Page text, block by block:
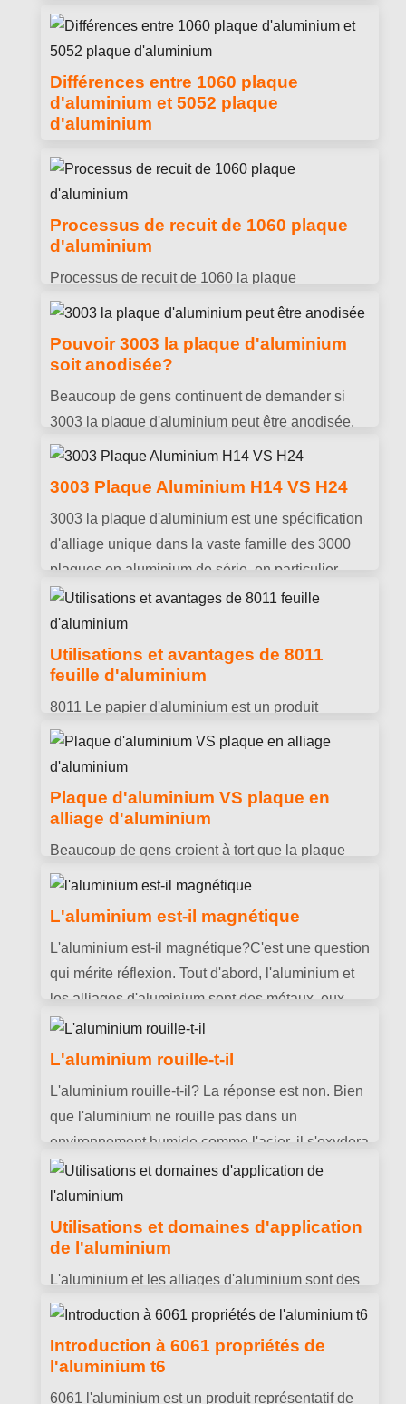
plusieurs états, avec des duretés différentes et de
grandes différences dans l'aptitude au traitement
Différences entre 1060 plaque
d'aluminium et 5052 plaque
d'aluminium
Les amis engagés dans la distribution et le
commerce doivent connaître 1060 plaque
de nombreux environnements similaires, les deux
peuvent en fait être utilisés de manière
interchangeable dans une large mesure, surtout
en estampage, étirement, etc..
Processus de recuit de 1060 plaque
d'aluminium
Processus de recuit de 1060 la plaque
d'aluminium est en fait un processus de traitement
secondaire de 1060 plaque d'aluminium.
Pouvoir 3003 la plaque d'aluminium
soit anodisée?
Beaucoup de gens continuent de demander si
3003 la plaque d'aluminium peut être anodisée.
En fait, si c'est dit plus largement, toutes les
l'effet varie de "plaque d'aluminium".
3003 Plaque Aluminium H14 VS H24
3003 la plaque d'aluminium est une spécification
d'alliage unique dans la vaste famille des 3000
plaques en aluminium de série, en particulier
3003 Plaque d'aluminium H14 VS H24 pour mur-
rideau.
Utilisations et avantages de 8011
feuille d'aluminium
8011 Le papier d'aluminium est un produit
supérieur de Huawei Aluminium. Huawei
Aluminium peut traiter 8011 feuille d'aluminium
Plaque d'aluminium VS plaque en
alliage d'aluminium
Beaucoup de gens croient à tort que la plaque
d'aluminium est l'abréviation de plaque en alliage
en aluminium pur, et la plaque en alliage
d'aluminium est constituée d'alliages d'aluminium
de différentes compositions.
L'aluminium est-il magnétique
L'aluminium est-il magnétique?C'est une question
qui mérite réflexion. Tout d'abord, l'aluminium et
les alliages d'aluminium sont des métaux, eux-
mêmes ne sont pas magnétiques.
L'aluminium rouille-t-il
L'aluminium rouille-t-il? La réponse est non. Bien
que l'aluminium ne rouille pas dans un
environnement humide comme l'acier, il s'oxydera
et formera une couche d'oxyde dense à la
surface, ce qui peut protéger l'aluminium d'une
corrosion supplémentaire.
Utilisations et domaines d'application
de l'aluminium
L'aluminium et les alliages d'aluminium sont des
matériaux métalliques légers. Ils sont privilégiés
corrosion et de leur rapport résistance/poids ultra
Introduction à 6061 propriétés de
l'aluminium t6
6061 l'aluminium est un produit représentatif de